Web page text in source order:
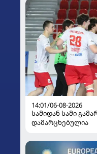
14:01/06-08-2026
სამიდან სამი
დამარცხებულია